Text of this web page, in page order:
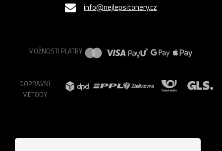
info@nejlepsitonery.cz
MOŽNOSTI PLATBY
DOPRAVNÍ
METODY